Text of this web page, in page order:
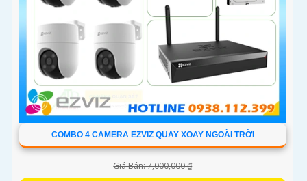
COMBO 4 CAMERA EZVIZ QUAY XOAY NGOÀI TRỜI
Giá Bán: 7,000,000 ₫